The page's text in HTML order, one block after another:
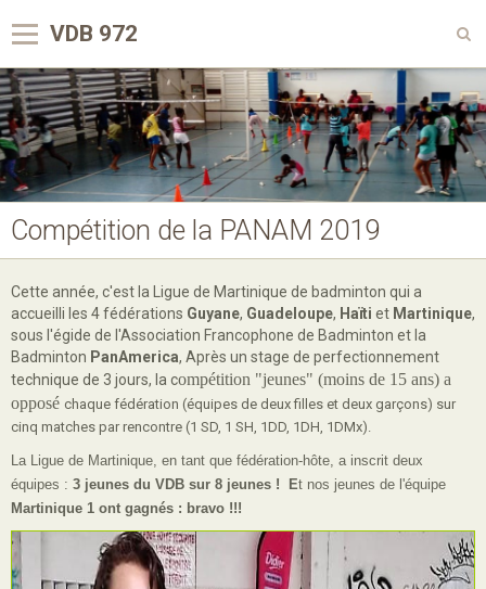
VDB 972
Accueil
Club VDB en pratique
Compétitions
Activités du VDB
Dans les médias
Le Badminton
Contact
Nous rejoindre sur Facebook
Compétition de la PANAM 2019
Cette année, c'est la Ligue de Martinique de badminton qui a
accueilli les 4 fédérations Guyane, Guadeloupe, Haïti et Martinique,
sous l'égide de l'Association Francophone de Badminton et la
Badminton PanAmerica, Après un stage de perfectionnement
technique de 3 jours, la compétition "jeunes" (moins de 15 ans) a
opposé chaque fédération (équipes de deux filles et deux garçons) sur
cinq matches par rencontre (1 SD, 1 SH, 1DD, 1DH, 1DMx).
La Ligue de Martinique, en tant que fédération-hôte, a inscrit deux
équipes : 3 jeunes du VDB sur 8 jeunes ! Et nos jeunes de l'équipe
Martinique 1 ont gagnés : bravo !!!